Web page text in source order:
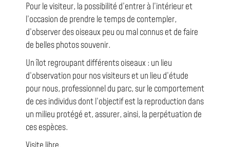
Pour le visiteur, la possibilité d’entrer à l’intérieur et
l’occasion de prendre le temps de contempler,
d’observer des oiseaux peu ou mal connus et de faire
de belles photos souvenir.
Un îlot regroupant différents oiseaux : un lieu
d’observation pour nos visiteurs et un lieu d’étude
pour nous, professionnel du parc, sur le comportement
de ces individus dont l’objectif est la reproduction dans
un milieu protégé et, assurer, ainsi, la perpétuation de
ces espèces.